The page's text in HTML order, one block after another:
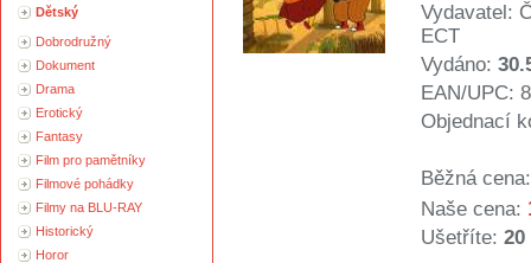
Dětský
Dobrodružný
Dokument
Drama
Erotický
Fantasy
Film pro pamětníky
Filmové pohádky
Filmy na BLU-RAY
Historický
Horor
Vydavatel:
ECT
Vydáno:
EAN/UPC:
Objednací
Běžná cena:
Naše cena:
Ušetříte: 20